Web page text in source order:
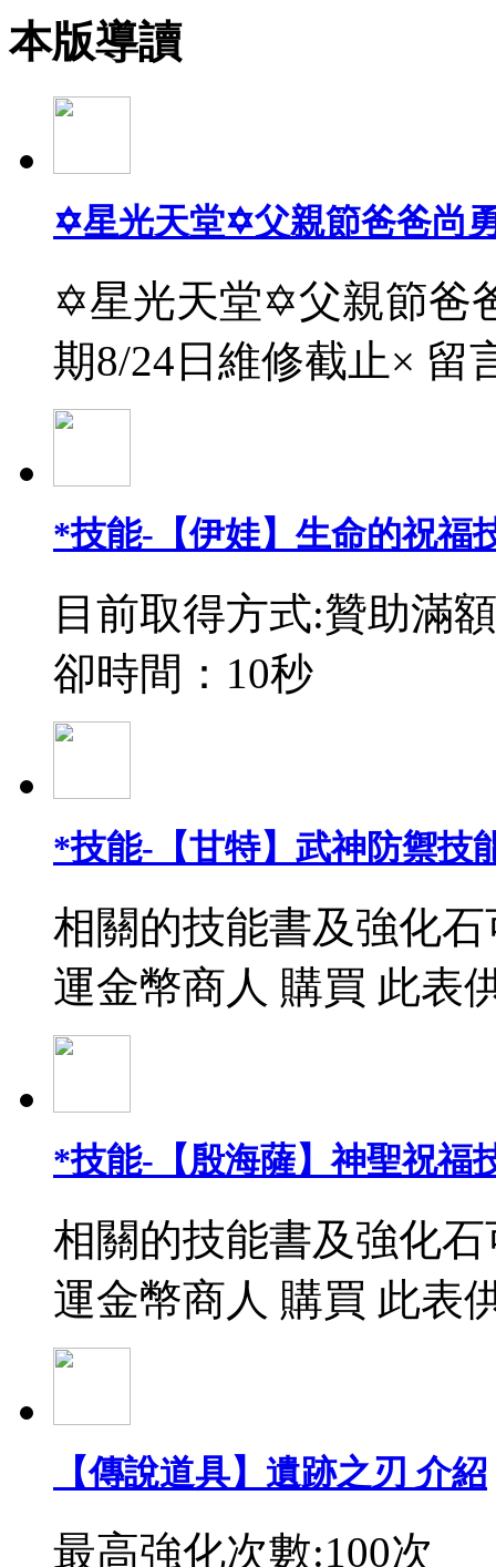
本版導讀
✡星光天堂✡父親節爸爸尚
✡星光天堂✡父親節爸
期8/24日維修截止× 留
*技能-【伊娃】生命的祝福
目前取得方式:贊助滿
卻時間：10秒
*技能-【甘特】武神防禦技
相關的技能書及強化
運金幣商人 購買 此表
*技能-【殷海薩】神聖祝福
相關的技能書及強化
運金幣商人 購買 此表
【傳說道具】遺跡之刃 介紹
最高強化次數:100次